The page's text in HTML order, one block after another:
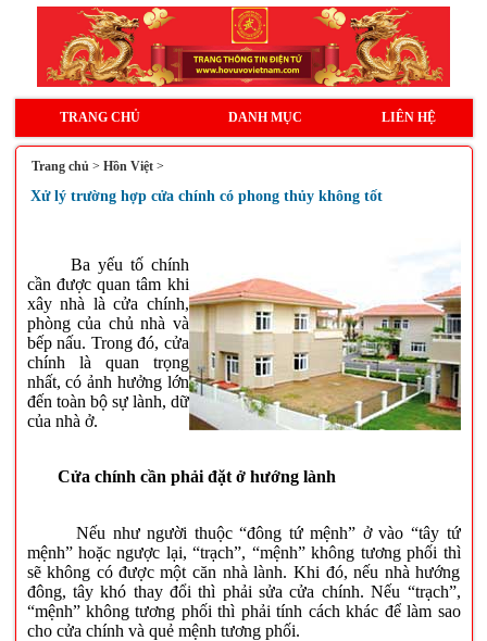
TRANG CHỦ DANH MỤC LIÊN HỆ
Trang chủ > Hồn Việt>
Xử lý trường hợp cửa chính có phong thủy không tốt
Ba yếu tố chính
cần được quan tâm khi
xây nhà là cửa chính,
phòng của chủ nhà và
bếp nấu. Trong đó, cửa
chính là quan trọng
nhất, có ảnh hưởng lớn
đến toàn bộ sự lành, dữ
của nhà ở.
Cửa chính cần phải đặt ở hướng lành
Nếu như người thuộc “đông tứ mệnh” ở vào “tây tứ
mệnh” hoặc ngược lại, “trạch”, “mệnh” không tương phối thì
sẽ không có được một căn nhà lành. Khi đó, nếu nhà hướng
đông, tây khó thay đổi thì phải sửa cửa chính. Nếu “trạch”,
“mệnh” không tương phối thì phải tính cách khác để làm sao
cho cửa chính và quẻ mệnh tương phối.